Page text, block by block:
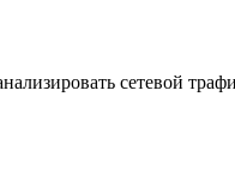
сетевой